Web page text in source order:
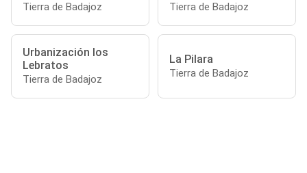
Tierra de Badajoz Tierra de Badajoz
Urbanización los
Lebratos
Tierra de Badajoz
La Pilara
Tierra de Badajoz